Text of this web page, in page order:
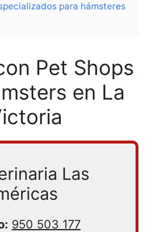
para hámsteres
Pet Shops
en La
Las
950 503 177